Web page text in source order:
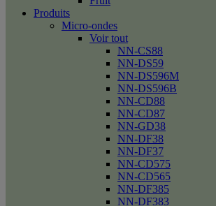
Produits
Micro-ondes
Voir tout
NN-CS88
NN-DS59
NN-DS596M
NN-DS596B
NN-CD88
NN-CD87
NN-GD38
NN-DF38
NN-DF37
NN-CD575
NN-CD565
NN-DF385
NN-DF383